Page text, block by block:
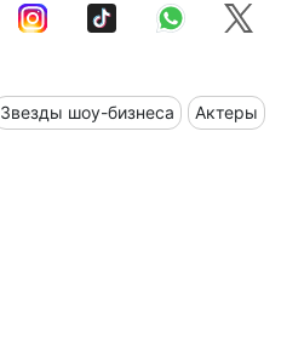
Звезды шоу-бизнеса Актеры